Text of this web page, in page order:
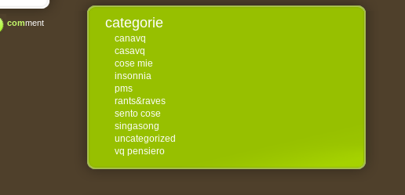
comment categorie
canavq
casavq
cose mie
insonnia
pms
rants&raves
sento cose
singasong
uncategorized
vq pensiero